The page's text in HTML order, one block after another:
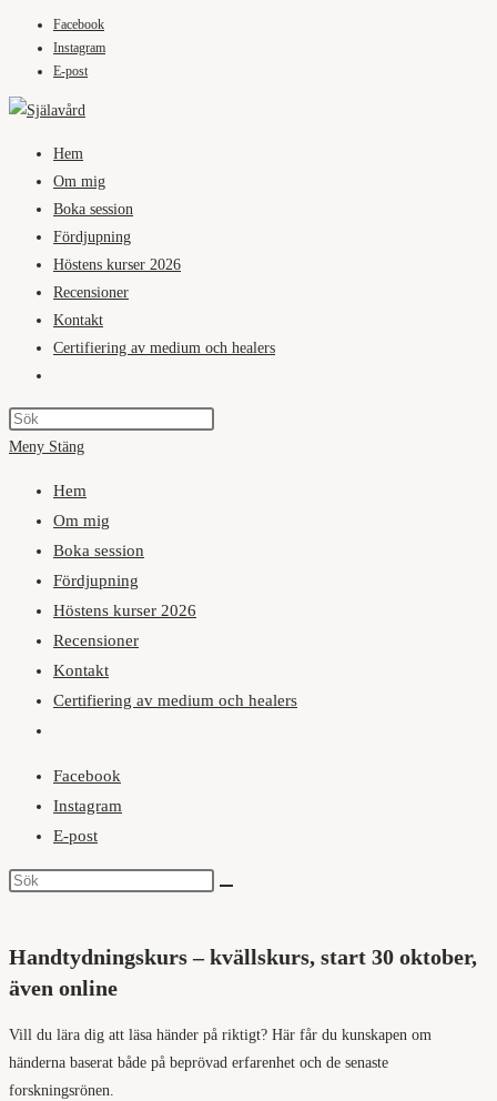
Hoppa
innehållet
Facebook
Instagram
E-post
Hem
Om mig
Boka session
Fördjupning
Höstens kurser 2026
Recensioner
Kontakt
Certifiering av medium och healers
webbplatssökning
Meny Stäng
Hem
Om mig
Boka session
Fördjupning
Höstens kurser 2026
Recensioner
Kontakt
Certifiering av medium och healers
webbplatssökning
Facebook
Instagram
E-post
Handtydningskurs – kvällskurs, start 30 oktober,
även online
Vill du lära dig att läsa händer på riktigt? Här får du kunskapen om
händerna baserat både på beprövad erfarenhet och de senaste
forskningsrönen.